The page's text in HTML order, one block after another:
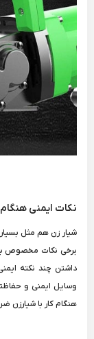
نکات ایمنی هنگام
شیار زن هم مثل
برخی نکات مخصوص به
داشتن چند نکته
وسایل ایمنی و
هنگام کار با شیارزن